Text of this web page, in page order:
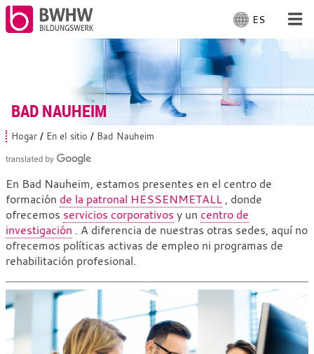
S
e
l
e
c
c
r
d
i
o
m
:
ES
BAD NAUHEIM
Para empresas
De nosotros
En el sitio: Bad Nauheim
Con trabajo
U
t
d
e
s
á
a
q
í
Hogar En el sitio Bad Nauheim
En Bad Nauheim, estamos presentes en el centro de
formación de la patronal HESSENMETALL , donde
ofrecemos servicios corporativos y un centro de
investigación . A diferencia de nuestras otras sedes, aquí no
ofrecemos políticas activas de empleo ni programas de
rehabilitación profesional.